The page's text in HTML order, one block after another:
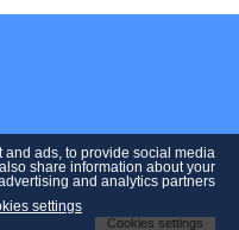
ads, to provide social media
share information about your
and analytics partners.
settings
Cookies settings